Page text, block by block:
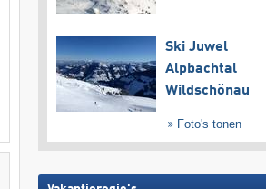
Ski Juwel
Alpbachtal
Wildschönau
Foto's tonen